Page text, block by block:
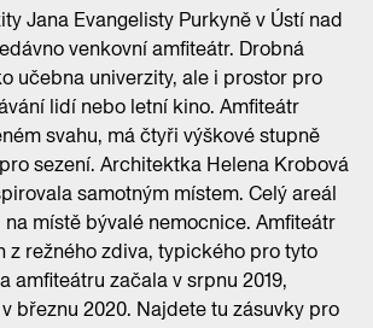
Jana Evangelisty Purkyně v Ústí nad
venkovní amfiteátr. Drobná
učebna univerzity, ale i prostor pro
lidí nebo letní kino. Amfiteátr
svahu, má čtyři výškové stupně
sezení. Architektka Helena Krobová
samotným místem. Celý areál
místě bývalé nemocnice. Amfiteátr
z režného zdiva, typického pro tyto
amfiteátru začala v srpnu 2019,
březnu 2020. Najdete tu zásuvky pro